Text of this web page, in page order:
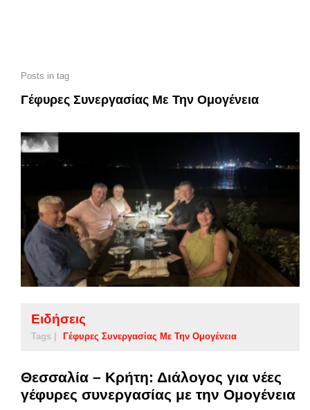
Posts in tag
Γέφυρες Συνεργασίας Με Την Ομογένεια
Ειδήσεις
Tags | Γέφυρες Συνεργασίας Με Την Ομογένεια
Θεσσαλία – Κρήτη: Διάλογος για νέες
γέφυρες συνεργασίας με την Ομογένεια